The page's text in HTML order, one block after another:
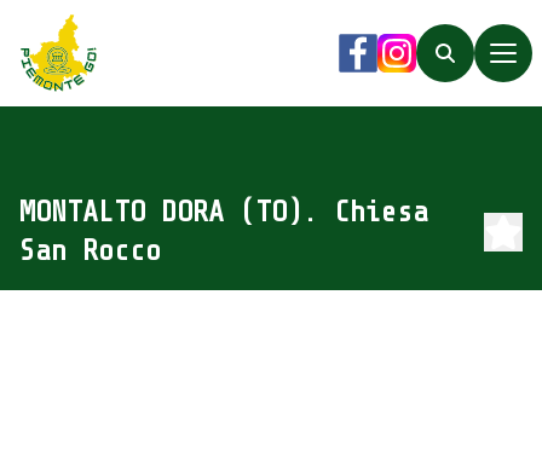
Piemonte Go!
Facebook
Instagram
Search
MONTALTO DORA (TO). Chiesa
San Rocco